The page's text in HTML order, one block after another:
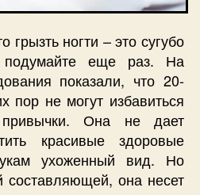
грызть ногти – это сугубо
подумайте еще раз. На
показали, что 20-
пор не могут избавиться
Она не дает
красивые здоровые
ухоженный вид. Но
составляющей, она несет